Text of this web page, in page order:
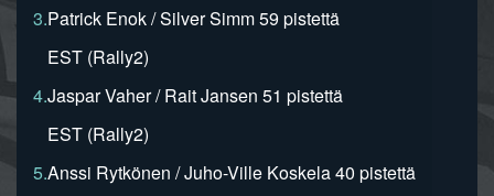
3.Patrick Enok / Silver Simm 59 pistettä
EST (Rally2)
4.Jaspar Vaher / Rait Jansen 51 pistettä
EST (Rally2)
5.Anssi Rytkönen / Juho-Ville Koskela 40 pistettä